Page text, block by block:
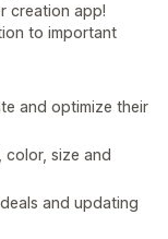
creation app!
to important
and optimize their
size and
and updating